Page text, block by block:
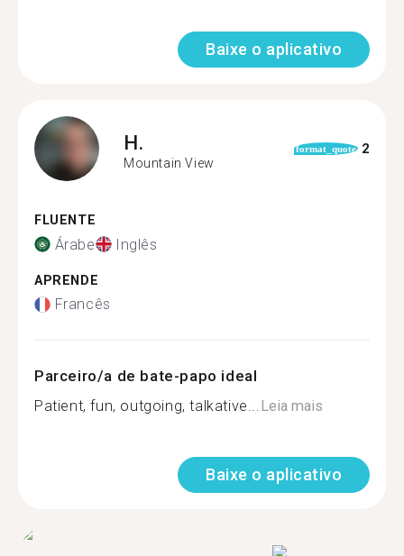
Baixe o aplicativo
H.
Mountain View
format_quote 2
FLUENTE
Árabe Inglês
APRENDE
Francês
Parceiro/a de bate-papo ideal
Patient, fun, outgoing, talkative...Leia mais
Baixe o aplicativo